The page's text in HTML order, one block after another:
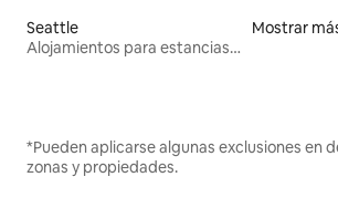
Seattle
Alojamientos para estancias largas
Mostrar
*Pueden aplicarse algunas exclusiones en
zonas y propiedades.